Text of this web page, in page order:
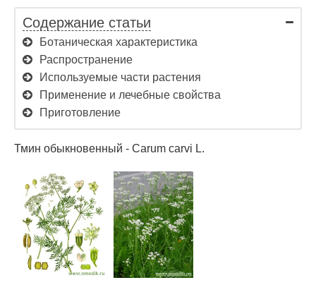
Содержание статьи
Ботаническая характеристика
Распространение
Используемые части растения
Применение и лечебные свойства
Приготовление
Тмин обыкновенный - Carum carvi L.